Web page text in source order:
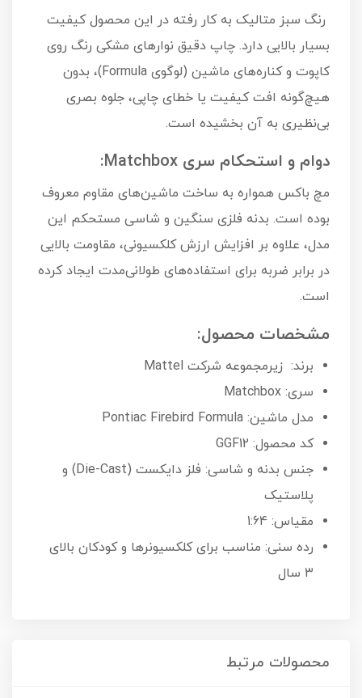
رنگ سبز متالیک به کار رفته در این محصول کیفیت
بسیار بالایی دارد. چاپ دقیق نوارهای مشکی رنگ روی
کاپوت و کناره‌های ماشین (لوگوی Formula)، بدون
هیچ‌گونه افت کیفیت یا خطای چاپی، جلوه بصری
بی‌نظیری به آن بخشیده است.
دوام و استحکام سری Matchbox:
مچ باکس همواره به ساخت ماشین‌های مقاوم معروف
بوده است. بدنه فلزی سنگین و شاسی مستحکم این
مدل، علاوه بر افزایش ارزش کلکسیونی، مقاومت بالایی
در برابر ضربه برای استفاده‌های طولانی‌مدت ایجاد کرده
است.
مشخصات محصول:
برند: زیرمجموعه شرکت Mattel
سری: Matchbox
مدل ماشین: Pontiac Firebird Formula
کد محصول: GGF12
جنس بدنه و شاسی: فلز دایکست (Die-Cast) و
پلاستیک
مقیاس: 1:64
رده سنی: مناسب برای کلکسیونرها و کودکان بالای
۳ سال
محصولات مرتبط